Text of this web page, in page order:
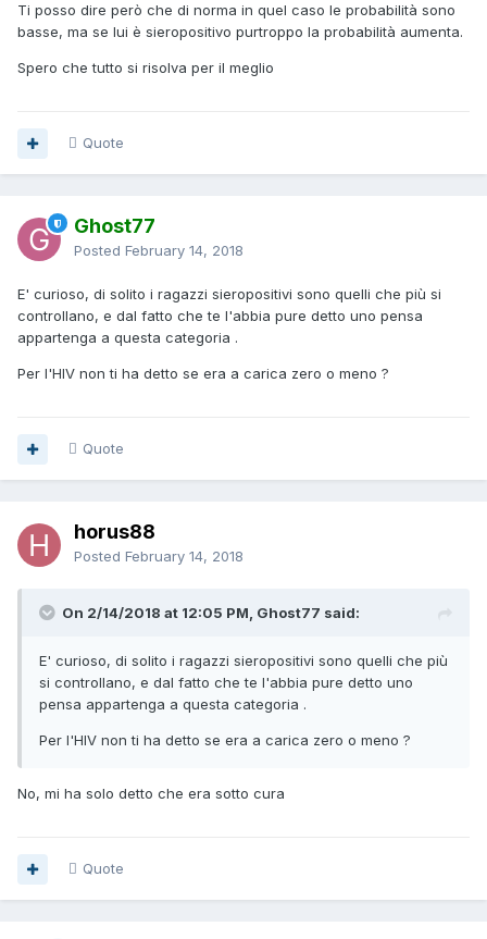
Ti posso dire però che di norma in quel caso le probabilità sono
basse, ma se lui è sieropositivo purtroppo la probabilità aumenta.
Spero che tutto si risolva per il meglio
Quote
Ghost77
Posted February 14, 2018
E' curioso, di solito i ragazzi sieropositivi sono quelli che più si
controllano, e dal fatto che te l'abbia pure detto uno pensa
appartenga a questa categoria .
Per l'HIV non ti ha detto se era a carica zero o meno ?
Quote
horus88
Posted February 14, 2018
On 2/14/2018 at 12:05 PM, Ghost77 said:
E' curioso, di solito i ragazzi sieropositivi sono quelli che più
si controllano, e dal fatto che te l'abbia pure detto uno
pensa appartenga a questa categoria .
Per l'HIV non ti ha detto se era a carica zero o meno ?
No, mi ha solo detto che era sotto cura
Quote